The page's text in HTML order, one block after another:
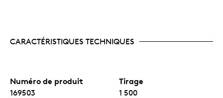
CARACTÉRISTIQUES TECHNIQUES
Numéro de produit
169503
Tirage
1 500